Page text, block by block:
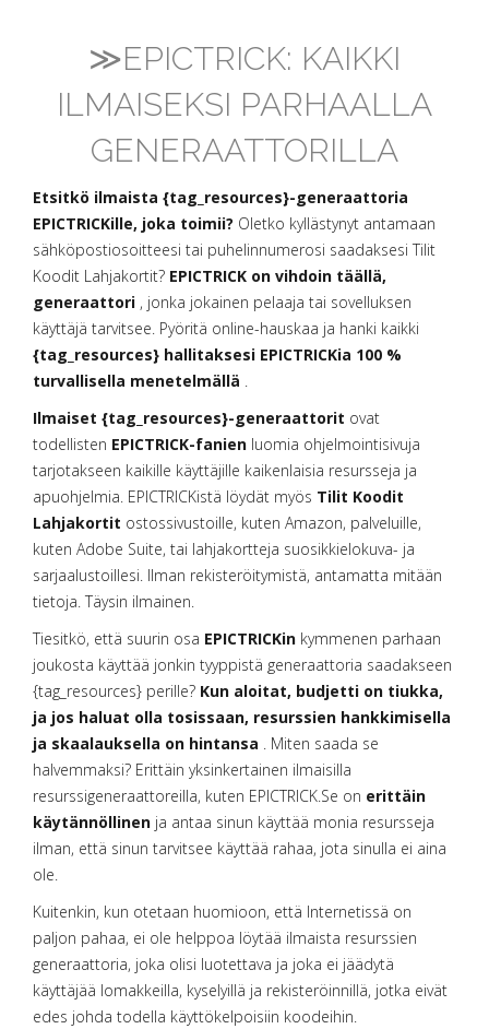
≫EPICTRICK: KAIKKI
ILMAISEKSI PARHAALLA
GENERAATTORILLA
Etsitkö ilmaista {tag_resources}-generaattoria
EPICTRICKille, joka toimii? Oletko kyllästynyt antamaan
sähköpostiosoitteesi tai puhelinnumerosi saadaksesi Tilit
Koodit Lahjakortit? EPICTRICK on vihdoin täällä,
generaattori , jonka jokainen pelaaja tai sovelluksen
käyttäjä tarvitsee. Pyöritä online-hauskaa ja hanki kaikki
{tag_resources} hallitaksesi EPICTRICKia 100 %
turvallisella menetelmällä .
Ilmaiset {tag_resources}-generaattorit ovat
todellisten EPICTRICK-fanien luomia ohjelmointisivuja
tarjotakseen kaikille käyttäjille kaikenlaisia resursseja ja
apuohjelmia. EPICTRICKistä löydät myös Tilit Koodit
Lahjakortit ostossivustoille, kuten Amazon, palveluille,
kuten Adobe Suite, tai lahjakortteja suosikkielokuva- ja
sarjaalustoillesi. Ilman rekisteröitymistä, antamatta mitään
tietoja. Täysin ilmainen.
Tiesitkö, että suurin osa EPICTRICKin kymmenen parhaan
joukosta käyttää jonkin tyyppistä generaattoria saadakseen
{tag_resources} perille? Kun aloitat, budjetti on tiukka,
ja jos haluat olla tosissaan, resurssien hankkimisella
ja skaalauksella on hintansa . Miten saada se
halvemmaksi? Erittäin yksinkertainen ilmaisilla
resurssigeneraattoreilla, kuten EPICTRICK.Se on erittäin
käytännöllinen ja antaa sinun käyttää monia resursseja
ilman, että sinun tarvitsee käyttää rahaa, jota sinulla ei aina
ole.
Kuitenkin, kun otetaan huomioon, että Internetissä on
paljon pahaa, ei ole helppoa löytää ilmaista resurssien
generaattoria, joka olisi luotettava ja joka ei jäädytä
käyttäjää lomakkeilla, kyselyillä ja rekisteröinnillä, jotka eivät
edes johda todella käyttökelpoisiin koodeihin.